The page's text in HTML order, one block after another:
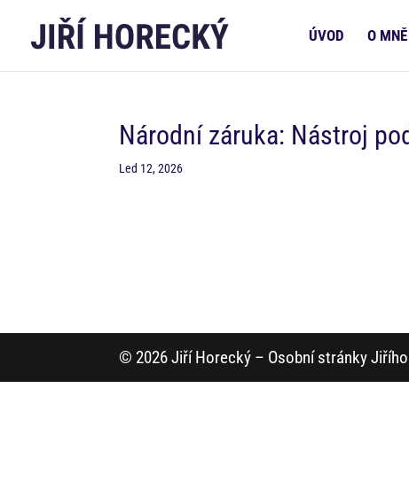
ÚVOD O MNĚ
Národní záruka: Nástroj
Led 12, 2026
© 2026 Jiří Horecký – Osobní stránky